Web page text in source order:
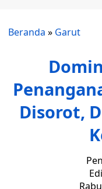
Beranda » Garut
Disorot,